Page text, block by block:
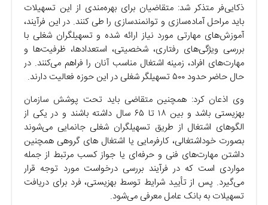
ذکایی‌فر متذکر شد: متقاضیان برای بهره‌مندی از این تسهیلات
باید مراحل آماده‌سازی و توانمندسازی را طی کنند. در این فرآیند،
آموزش‌های مهارتی مورد نیاز ارائه شده و تسهیلگران شغلی با
بررسی ویژگی‌های رفتاری، شخصیتی، استعدادها، ظرفیت‌ها و
مهارت‌های افراد، زمینه اشتغال مناسب آنان را فراهم می‌کنند. در
حال حاضر حدود ۵۰۰ تسهیلگر شغلی در این حوزه فعالیت دارند.
وی اذعان کرد: همچنین متقاضی باید تحت پوشش سازمان
بهزیستی باشد و بین ۱۸ تا ۶۵ سال داشته باشند و در یکی از
الگوهای اشتغال از طریق تسهیلگران شغلی جانمایی می‌شوند
بصورت خوداشتغالی، کارفرمایی یا اشتغال های گروهی همچنین
داشتن مهارت‌های فنی و حرفه‌ای یا جواز کسب مرتبط از جمله
مواردی است که در فرآیند بررسی درخواست مورد توجه قرار
می‌گیرد. پس از تأیید شرایط توسط بهزیستی، فرد برای دریافت
تسهیلات به بانک عامل معرفی می‌شود.